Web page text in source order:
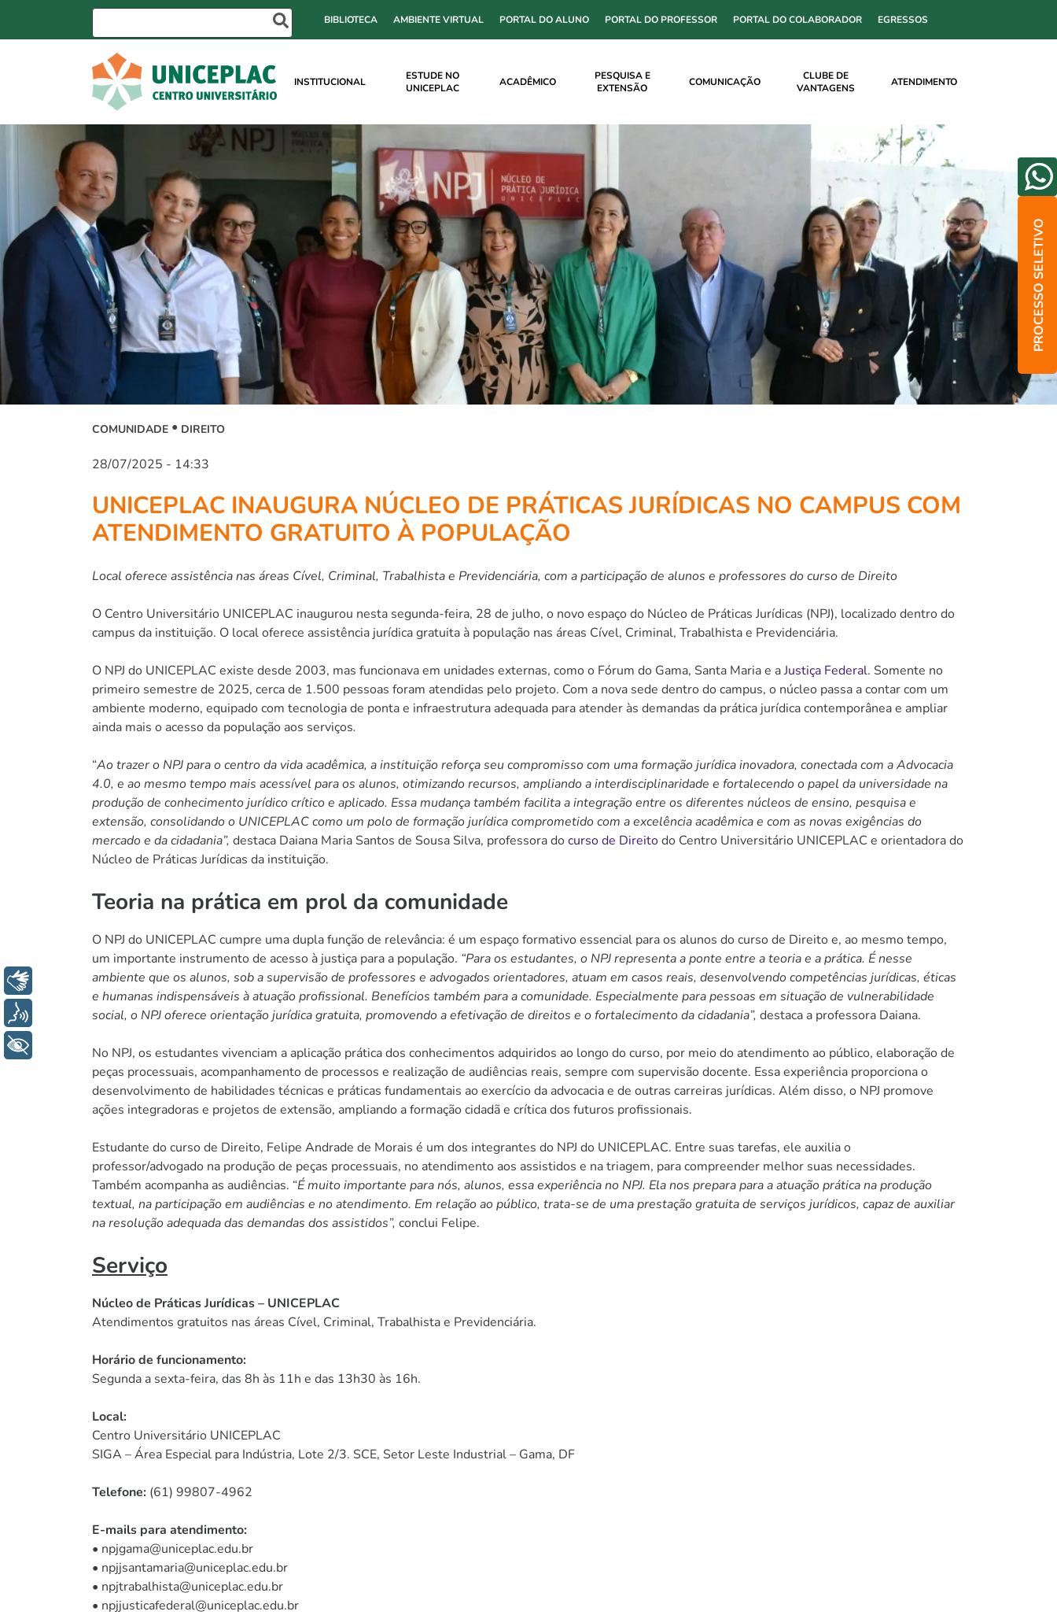
BIBLIOTECA AMBIENTE VIRTUAL PORTAL DO ALUNO PORTAL DO PROFESSOR PORTAL DO COLABORADOR EGRESSOS
INSTITUCIONAL
ESTUDE NO
UNICEPLAC
ACADÊMICO
PESQUISA E
EXTENSÃO
COMUNICAÇÃO
CLUBE DE
VANTAGENS
ATENDIMENTO
PROCESSO SELETIVO
COMUNIDADE DIREITO
28/07/2025 - 14:33
UNICEPLAC INAUGURA NÚCLEO DE PRÁTICAS JURÍDICAS NO CAMPUS COM
ATENDIMENTO GRATUITO À POPULAÇÃO
Local oferece assistência nas áreas Cível, Criminal, Trabalhista e Previdenciária, com a participação de alunos e professores do curso de Direito
O Centro Universitário UNICEPLAC inaugurou nesta segunda-feira, 28 de julho, o novo espaço do Núcleo de Práticas Jurídicas (NPJ), localizado dentro do
campus da instituição. O local oferece assistência jurídica gratuita à população nas áreas Cível, Criminal, Trabalhista e Previdenciária.
O NPJ do UNICEPLAC existe desde 2003, mas funcionava em unidades externas, como o Fórum do Gama, Santa Maria e aJustiça Federal. Somente no
primeiro semestre de 2025, cerca de 1.500 pessoas foram atendidas pelo projeto. Com a nova sede dentro do campus, o núcleo passa a contar com um
ambiente moderno, equipado com tecnologia de ponta e infraestrutura adequada para atender às demandas da prática jurídica contemporânea e ampliar
ainda mais o acesso da população aos serviços.
“Ao trazer o NPJ para o centro da vida acadêmica, a instituição reforça seu compromisso com uma formação jurídica inovadora, conectada com a Advocacia
4.0, e ao mesmo tempo mais acessível para os alunos, otimizando recursos, ampliando a interdisciplinaridade e fortalecendo o papel da universidade na
produção de conhecimento jurídico crítico e aplicado. Essa mudança também facilita a integração entre os diferentes núcleos de ensino, pesquisa e
extensão, consolidando o UNICEPLAC como um polo de formação jurídica comprometido com a excelência acadêmica e com as novas exigências do
mercado e da cidadania”, destaca Daiana Maria Santos de Sousa Silva, professora docurso de Direitodo Centro Universitário UNICEPLAC e orientadora do
Núcleo de Práticas Jurídicas da instituição.
Teoria na prática em prol da comunidade
O NPJ do UNICEPLAC cumpre uma dupla função de relevância: é um espaço formativo essencial para os alunos do curso de Direito e, ao mesmo tempo,
um importante instrumento de acesso à justiça para a população. “Para os estudantes, o NPJ representa a ponte entre a teoria e a prática. É nesse
ambiente que os alunos, sob a supervisão de professores e advogados orientadores, atuam em casos reais, desenvolvendo competências jurídicas, éticas
e humanas indispensáveis à atuação profissional. Benefícios também para a comunidade. Especialmente para pessoas em situação de vulnerabilidade
social, o NPJ oferece orientação jurídica gratuita, promovendo a efetivação de direitos e o fortalecimento da cidadania”, destaca a professora Daiana.
No NPJ, os estudantes vivenciam a aplicação prática dos conhecimentos adquiridos ao longo do curso, por meio do atendimento ao público, elaboração de
peças processuais, acompanhamento de processos e realização de audiências reais, sempre com supervisão docente. Essa experiência proporciona o
desenvolvimento de habilidades técnicas e práticas fundamentais ao exercício da advocacia e de outras carreiras jurídicas. Além disso, o NPJ promove
ações integradoras e projetos de extensão, ampliando a formação cidadã e crítica dos futuros profissionais.
Estudante do curso de Direito, Felipe Andrade de Morais é um dos integrantes do NPJ do UNICEPLAC. Entre suas tarefas, ele auxilia o
professor/advogado na produção de peças processuais, no atendimento aos assistidos e na triagem, para compreender melhor suas necessidades.
Também acompanha as audiências. “É muito importante para nós, alunos, essa experiência no NPJ. Ela nos prepara para a atuação prática na produção
textual, na participação em audiências e no atendimento. Em relação ao público, trata-se de uma prestação gratuita de serviços jurídicos, capaz de auxiliar
na resolução adequada das demandas dos assistidos”, conclui Felipe.
Serviço
Núcleo de Práticas Jurídicas – UNICEPLAC
Atendimentos gratuitos nas áreas Cível, Criminal, Trabalhista e Previdenciária.
Horário de funcionamento:
Segunda a sexta-feira, das 8h às 11h e das 13h30 às 16h.
Local:
Centro Universitário UNICEPLAC
SIGA – Área Especial para Indústria, Lote 2/3. SCE, Setor Leste Industrial – Gama, DF
Telefone: (61) 99807-4962
E-mails para atendimento:
• npjgama@uniceplac.edu.br
• npjjsantamaria@uniceplac.edu.br
• npjtrabalhista@uniceplac.edu.br
• npjjusticafederal@uniceplac.edu.br
+ Acessibilidade